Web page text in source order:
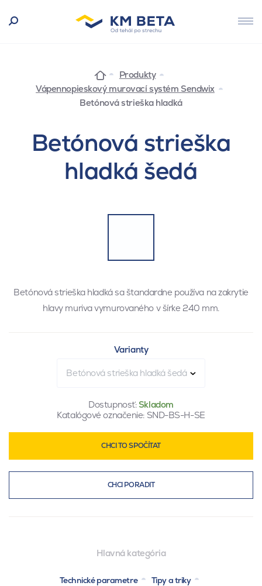
Produkty
Vápennopieskový murovací systém Sendwix
Betónová strieška hladká
Betónová strieška
hladká šedá
Betónová strieška hladká sa štandardne používa na zakrytie
hlavy muriva vymurovaného v šírke 240 mm.
Varianty
Betónová strieška hladká šedá
Dostupnosť:Skladom
Katalógové označenie: SND-BS-H-SE
CHCI TO SPOČÍTAT
CHCI PORADIT
Hlavná kategória
Technické parametre
Tipy a triky